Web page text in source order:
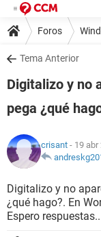
Foros
Tema Anterior
Digitalizo y no
pega ¿qué
crisant - 19 abr
Digitalizo y no
¿qué hago?. En
Espero